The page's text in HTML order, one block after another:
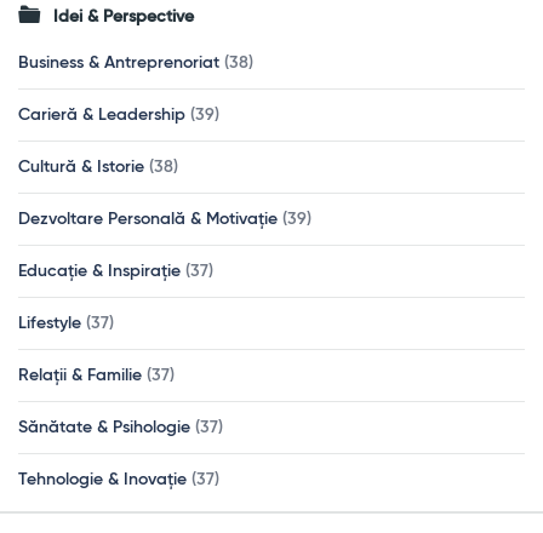
Idei & Perspective
Business & Antreprenoriat (38)
Carieră & Leadership (39)
Cultură & Istorie (38)
Dezvoltare Personală & Motivație (39)
Educație & Inspirație (37)
Lifestyle (37)
Relații & Familie (37)
Sănătate & Psihologie (37)
Tehnologie & Inovație (37)